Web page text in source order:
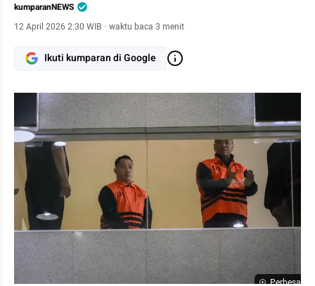
kumparanNEWS
12 April 2026 2:30 WIB · waktu baca 3 menit
Ikuti kumparan di Google
Perbesar